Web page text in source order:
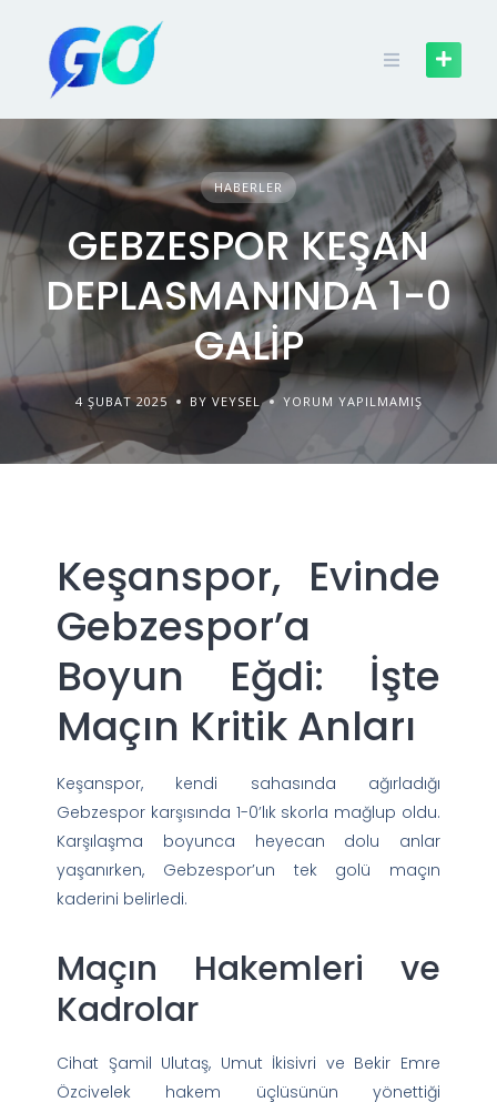
HABERLER
GEBZESPOR KEŞAN
DEPLASMANINDA 1-0
GALİP
4 ŞUBAT 2025 BY VEYSEL YORUM YAPILMAMIŞ
Keşanspor, Evinde
Gebzespor’a
Boyun Eğdi: İşte
Maçın Kritik Anları
Keşanspor, kendi sahasında ağırladığı
Gebzespor karşısında 1-0’lık skorla mağlup oldu.
Karşılaşma boyunca heyecan dolu anlar
yaşanırken, Gebzespor’un tek golü maçın
kaderini belirledi.
Maçın Hakemleri ve
Kadrolar
Cihat Şamil Ulutaş, Umut İkisivri ve Bekir Emre
Özcivelek hakem üçlüsünün yönettiği